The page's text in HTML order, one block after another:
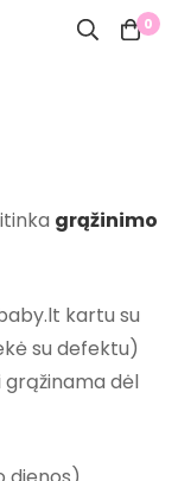
0
grąžinimo
kartu su
su defektu)
dėl